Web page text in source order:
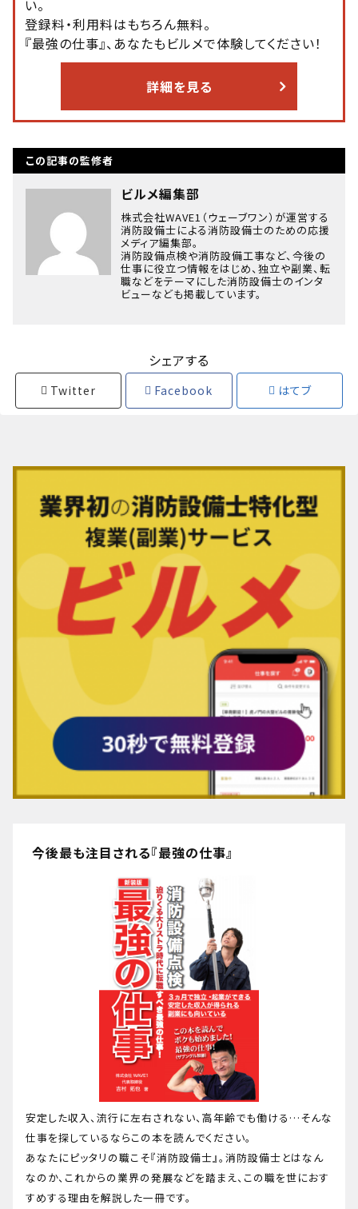
い。
登録料・利用料はもちろん無料。
『最強の仕事』、あなたもビルメで体験してください！
詳細を見る
この記事の監修者
ビルメ編集部
株式会社WAVE1（ウェーブワン）が運営する
消防設備士による消防設備士のための応援
メディア編集部。
消防設備点検や消防設備工事など、今後の
仕事に役立つ情報をはじめ、独立や副業、転
職などをテーマにした消防設備士のインタ
ビューなども掲載しています。
シェアする
Twitter Facebook はてブ
今後最も注目される『最強の仕事』
安定した収入、流行に左右されない、高年齢でも働ける…そんな
仕事を探しているならこの本を読んでください。
あなたにピッタリの職こそ『消防設備士』。消防設備士とはなん
なのか、これからの業界の発展などを踏まえ、この職を世におす
すめする理由を解説した一冊です。